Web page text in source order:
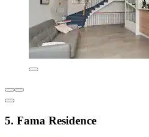
5. Fama Residence